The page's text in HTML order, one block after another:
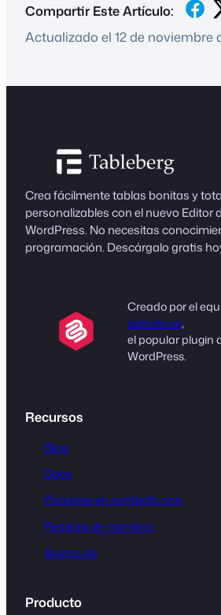
Compartir Este Artículo:
Actualizado el 12 de noviembre
Crea fácilmente tablas bonitas y
personalizables con el nuevo Editor
WordPress. No necesitas
programación. Descárgalo gratis
Creado por el
definitivos,
el popular plugin
WordPress.
Recursos
Blog
Docs
Póngase en contacto con
Registro de cambios
Acerca de
Producto